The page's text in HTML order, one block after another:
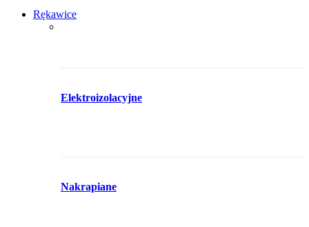
Rękawice
Elektroizolacyjne
Nakrapiane